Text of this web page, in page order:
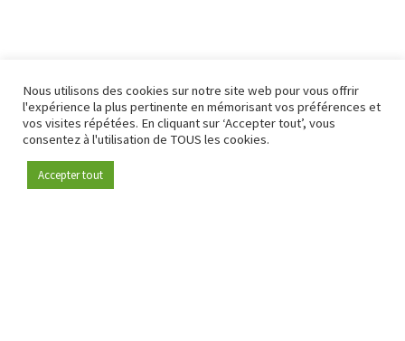
Devenez membre
Nous utilisons des cookies sur notre site web pour vous offrir
l'expérience la plus pertinente en mémorisant vos préférences et
vos visites répétées. En cliquant sur ‘Accepter tout’, vous
consentez à l'utilisation de TOUS les cookies.
Accepter tout